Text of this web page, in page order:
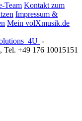
Team Kontakt zum
Impressum &
Mein volXmusik.de
4U -
, Tel. +49 176 10015151